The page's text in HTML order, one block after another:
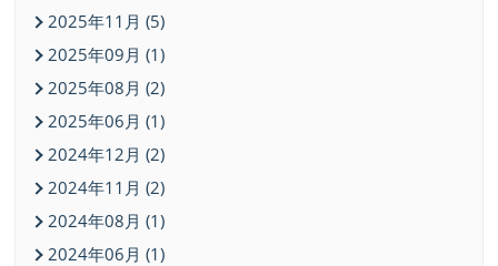
2025年11月 (5)
2025年09月 (1)
2025年08月 (2)
2025年06月 (1)
2024年12月 (2)
2024年11月 (2)
2024年08月 (1)
2024年06月 (1)